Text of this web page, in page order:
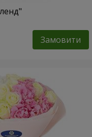
Замовити